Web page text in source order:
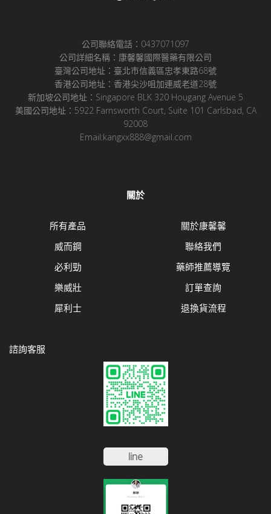
公司聯絡電話：0437071097
公司詳細名稱：康馨馨國際醫藥有限公司
臺灣公司地址：臺北市信義區忠孝東路68號
香港公司地址：香港尖沙咀加連威老道28號
新加坡公司地址：Singapore BLK 320 Hougang Avenue 5
美國公司地址：5922 Farnsworth Court, Suite 101 Carlsbad, CA
92008
Email:kangxx888@gmail.com
關於
所有產品
威而鋼
必利勁
樂威壯
犀利士
關於康馨馨
聯絡我們
藥師推薦導覽
訂單查詢
退換貨流程
諮詢客服
line